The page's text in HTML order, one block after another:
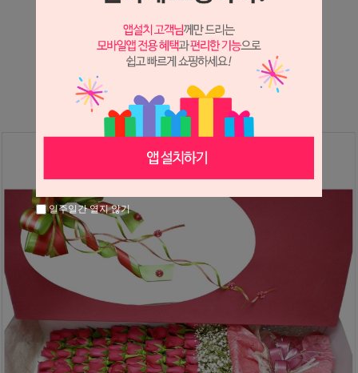
※ 필독해주세요 ※
는 시세 변동에 따라 가격이 달라질 수 있으니
문의 후 주문 바랍니다.
일주일간 열지 않기